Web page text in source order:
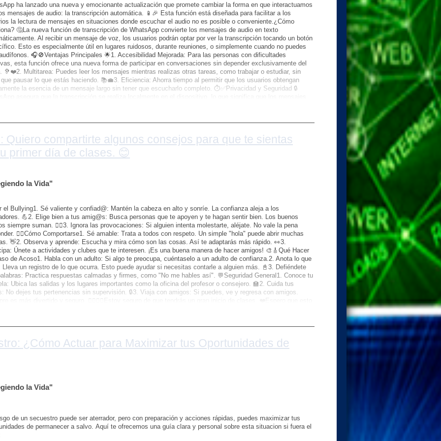
con otros dispositivos inteligentesFacilidad de uso para todos en el hogar
con Profesionales 🧑‍🔧
y recomendacionesInstalación y soporte
y Actualizaciones 🔄
y actualiza tu sistema regularmenteInformación Consultada: La información ha sido compilada a partir de
de conocimientos generales en seguridad del hogar y recomendaciones estándar de expertos en
de seguridad y dispositivos inteligentes.
ha lanzado una nueva y emocionante actualización que promete cambiar la forma en que interactuamos
mensajes de audio: la transcripción automática. 📱🎉 Esta función está diseñada para facilitar a los
la lectura de mensajes en situaciones donde escuchar el audio no es posible o conveniente.¿Cómo
🤔La nueva función de transcripción de WhatsApp convierte los mensajes de audio en texto
Al recibir un mensaje de voz, los usuarios podrán optar por ver la transcripción tocando un botón
Esto es especialmente útil en lugares ruidosos, durante reuniones, o simplemente cuando no puedes
🎧🚫Ventajas Principales 🌟1. Accesibilidad Mejorada: Para las personas con dificultades
esta función ofrece una nueva forma de participar en conversaciones sin depender exclusivamente del
🦻❤️2. Multitarea: Puedes leer los mensajes mientras realizas otras tareas, como trabajar o estudiar, sin
pausar lo que estás haciendo. 📚💼3. Eficiencia: Ahorra tiempo al permitir que los usuarios obtengan
la esencia de un mensaje largo sin tener que escucharlo completo. ⏱️✅Privacidad y Seguridad 🔒
de forma gradual, por lo que es posible que algunos usuarios ya tengan acceso a esta función. Se
es una adición bienvenida a WhatsApp, que mejora la flexibilidad y accesibilidad de la plataforma. Ya sea
leer o escuchar, WhatsApp ahora ofrece lo mejor de ambos mundos. ¡Mantente atento a esta nueva
y descubre cómo puede facilitar tu comunicación diaria! 📲🌟Espero que este artículo sea de tu agrado. Si
Quiero compartirte algunos consejos para que te sientas
primer día de clases. 😊
la Vida"
el Bullying1. Sé valiente y confiad@: Mantén la cabeza en alto y sonríe. La confianza aleja a los
💪2. Elige bien a tus amig@s: Busca personas que te apoyen y te hagan sentir bien. Los buenos
siempre suman. 👯‍♂️3. Ignora las provocaciones: Si alguien intenta molestarte, aléjate. No vale la pena
🚶‍♂️Cómo Comportarse1. Sé amable: Trata a todos con respeto. Un simple "hola" puede abrir muchas
👋2. Observa y aprende: Escucha y mira cómo son las cosas. Así te adaptarás más rápido. 👀3.
Únete a actividades y clubes que te interesen. ¡Es una buena manera de hacer amigos! 🎨🎸Qué Hacer
de Acoso1. Habla con un adulto: Si algo te preocupa, cuéntaselo a un adulto de confianza.2. Anota lo que
Lleva un registro de lo que ocurra. Esto puede ayudar si necesitas contarle a alguien más. 📓3. Defiéndete
Practica respuestas calmadas y firmes, como "No me hables así". 💬Seguridad General1. Conoce tu
Ubica las salidas y los lugares importantes como la oficina del profesor o consejero. 🏫2. Cuida tus
No dejes tus pertenencias sin supervisión. 🔒3. Viaja con amigos: Si puedes, ve y regresa con amigos.
diferencia en la vida de alguien . 🤗💕🔒🚨☺️😇😯😉
¿Cómo Actuar para Maximizar tus Oportunidades de
la Vida"
de un secuestro puede ser aterrador, pero con preparación y acciones rápidas, puedes maximizar tus
de permanecer a salvo. Aquí te ofrecemos una guía clara y personal sobre esta situacion si fuera el